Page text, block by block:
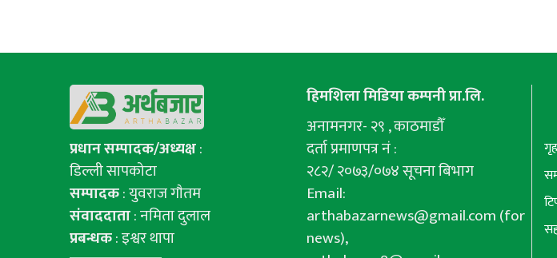
प्रधान सम्पादक/अध्यक्ष:
डिल्ली सापकोटा
सम्पादक: युवराज गाैतम
संवाददाता: नमिता दुलाल
प्रबन्धक: इश्वर थापा
हिमशिला मिडिया कम्पनी प्रा.लि.
अनामनगर- २९ , काठमाडौँ
दर्ता प्रमाणपत्र नं :
२८२/ २०७३/०७४ सूचना बिभाग
Email:
arthabazarnews@gmail.com(for
news),